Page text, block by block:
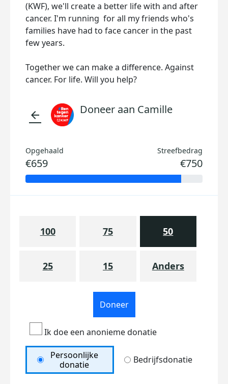
(KWF), we'll create a better life with and after
cancer. I'm running for all my friends who's
families have had to face cancer in the past
few years.
Together we can make a difference. Against
cancer. For life. Will you help?
arrow_back Doneer aan Camille
Opgehaald
€659
Streefbedrag
€750
100 75 50
25 15 Anders
Doneer
Ik doe een anonieme donatie
Persoonlijke
donatie
Bedrijfsdonatie